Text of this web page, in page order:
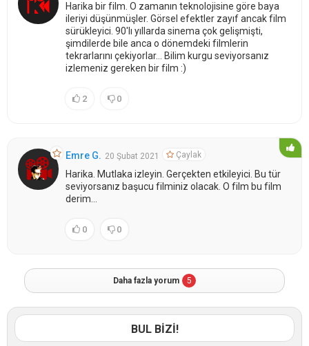
Harika bir film. O zamanın teknolojisine göre baya
ileriyi düşünmüşler. Görsel efektler zayıf ancak film
sürükleyici. 90'lı yıllarda sinema çok gelişmişti,
şimdilerde bile anca o dönemdeki filmlerin
tekrarlarını çekiyorlar... Bilim kurgu seviyorsanız
izlemeniz gereken bir film :)
2 0
Emre G. 20 Şubat 2021 Çaylak
Harika. Mutlaka izleyin. Gerçekten etkileyici. Bu tür
seviyorsanız başucu filminiz olacak. O film bu film
derim...
0 0
Daha fazla yorum 5
BUL BİZİ!